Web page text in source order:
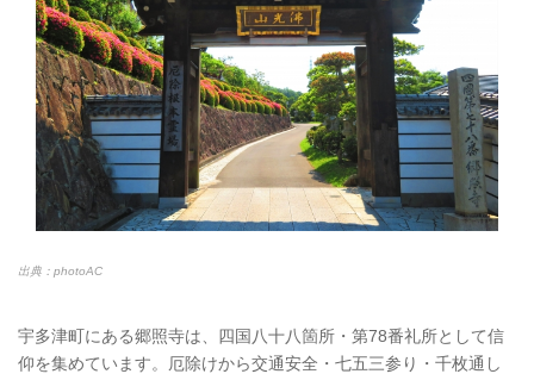
出典：photoAC
宇多津町にある郷照寺は、四国八十八箇所・第78番礼所として信
仰を集めています。厄除けから交通安全・七五三参り・千枚通し